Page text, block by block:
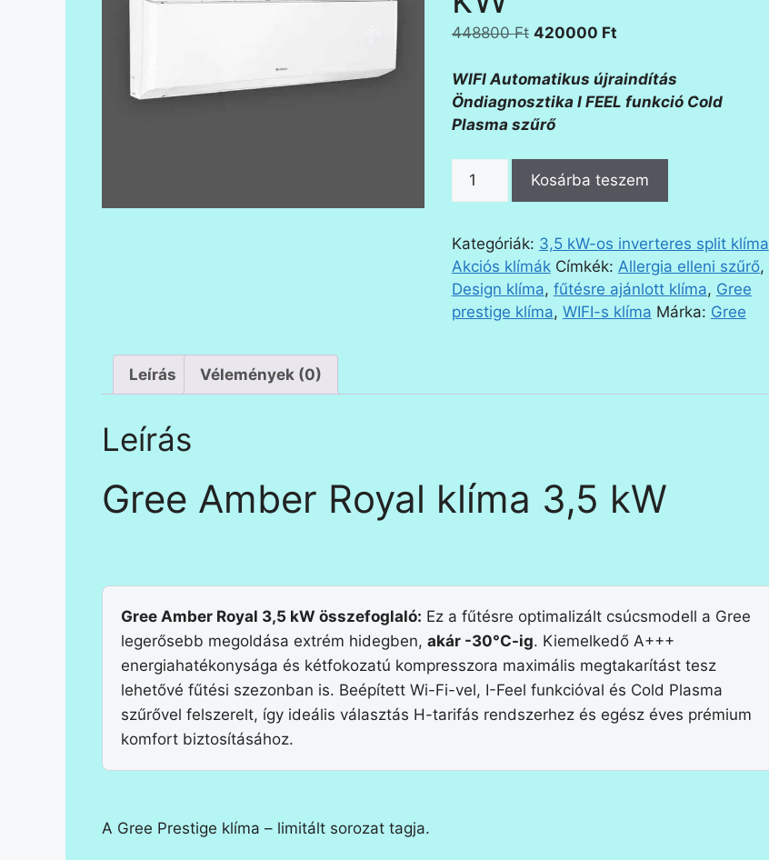
448800Ft Original
was:
448800 Ft.
420000 FtCurrent
is:
420000 Ft.
WIFI Automatikus újraindítás
Öndiagnosztika I FEEL funkció Cold
Plasma szűrő
Gree
klíma
3,5
kW
mennyiség
Kosárba teszem
Kategóriák: 3,5 kW-os inverteres split klíma
Akciós klímák Címkék: Allergia elleni szűrő,
Design klíma, fűtésre ajánlott klíma, Gree
prestige klíma, WIFI-s klíma Márka: Gree
Leírás Vélemények (0)
Leírás
Gree Amber Royal klíma 3,5 kW
Gree Amber Royal 3,5 kW összefoglaló: Ez a fűtésre optimalizált csúcsmodell a Gree
legerősebb megoldása extrém hidegben, akár -30°C-ig. Kiemelkedő A+++
energiahatékonysága és kétfokozatú kompresszora maximális megtakarítást tesz
lehetővé fűtési szezonban is. Beépített Wi-Fi-vel, I-Feel funkcióval és Cold Plasma
szűrővel felszerelt, így ideális választás H-tarifás rendszerhez és egész éves prémium
komfort biztosításához.
A Gree Prestige klíma – limitált sorozat tagja.